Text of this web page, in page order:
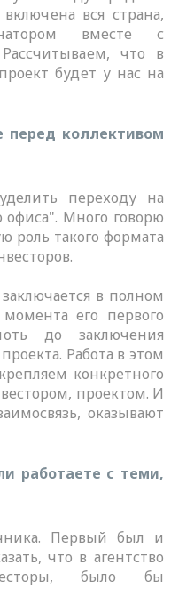
вся страна,
вместе с
что в
будет у нас на
перед коллективом
переходу на
офиса". Много говорю
роль такого формата
в полном
его первого
до заключения
Работа в этом
конкретного
проектом. И
оказывают
работаете с теми,
Первый был и
что в агентство
было бы